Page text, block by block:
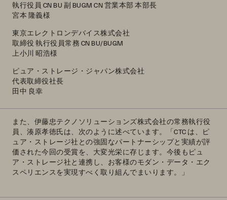
執行役員 CN BU 副 BUGM CN 営業本部 本部長
宮本 隆義様
東京エレクトロンデバイス株式会社
取締役 執行役員常務 CN BU/BUGM
上小川 昭浩様
ピュア・ストレージ・ジャパン株式会社
代表取締役社長
田中 良幸
また、伊藤忠テクノソリューションズ株式会社の常務執行役
員、湊原孝徳氏は、次のように述べています。「CTC は、ピ
ュア・ストレージ社との強固なパートナーシップと実績が評
価された今回の受賞を、大変光栄に存じます。今後もピュ
ア・ストレージ社と連携し、お客様のモダン・データ・エク
スペリエンスを実現すべく取り組んでまいります。」